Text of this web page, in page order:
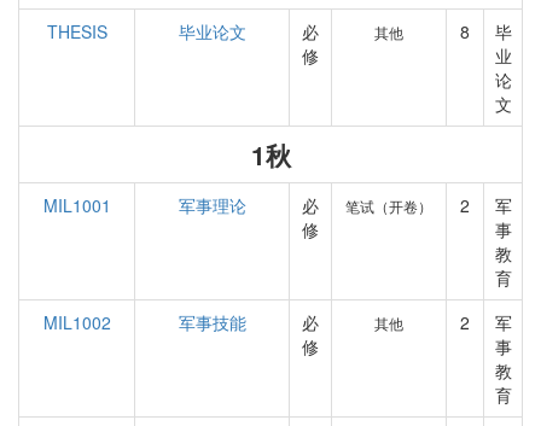
THESIS 毕业论文
必
修
其他 8
毕
业
论
文
1秋
MIL1001 军事理论
必
修
笔试（开卷） 2
军
事
教
育
MIL1002
军事技能
必
修
其他 2
军
事
教
育